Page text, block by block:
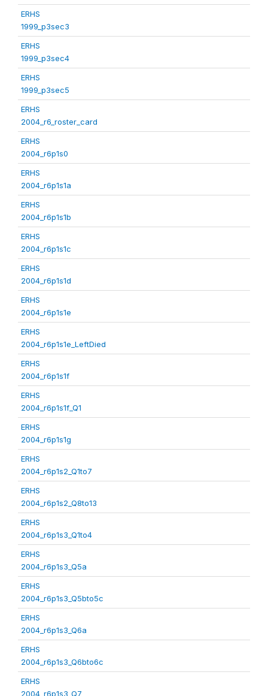
ERHS
1999_p3sec3
ERHS
1999_p3sec4
ERHS
1999_p3sec5
ERHS
2004_r6_roster_card
ERHS
2004_r6p1s0
ERHS
2004_r6p1s1a
ERHS
2004_r6p1s1b
ERHS
2004_r6p1s1c
ERHS
2004_r6p1s1d
ERHS
2004_r6p1s1e
ERHS
2004_r6p1s1e_LeftDied
ERHS
2004_r6p1s1f
ERHS
2004_r6p1s1f_Q1
ERHS
2004_r6p1s1g
ERHS
2004_r6p1s2_Q1to7
ERHS
2004_r6p1s2_Q8to13
ERHS
2004_r6p1s3_Q1to4
ERHS
2004_r6p1s3_Q5a
ERHS
2004_r6p1s3_Q5bto5c
ERHS
2004_r6p1s3_Q6a
ERHS
2004_r6p1s3_Q6bto6c
ERHS
2004_r6p1s3_Q7